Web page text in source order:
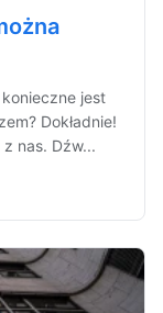
jest
Dokładnie!
nas. Dźw...